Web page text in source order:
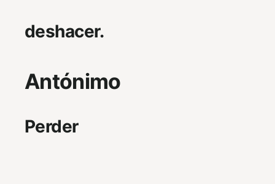
deshacer.
Antónimo
Perder